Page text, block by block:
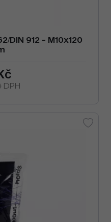
DIN 912 - M10x120